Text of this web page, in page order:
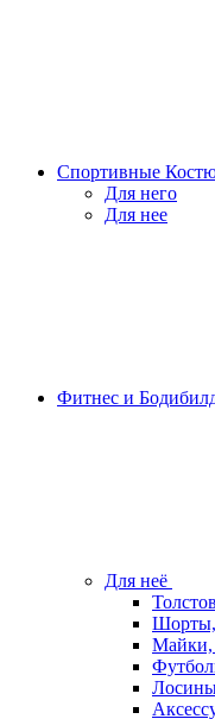
Спортивные
Для него
Для нее
Фитнес и
Для неё